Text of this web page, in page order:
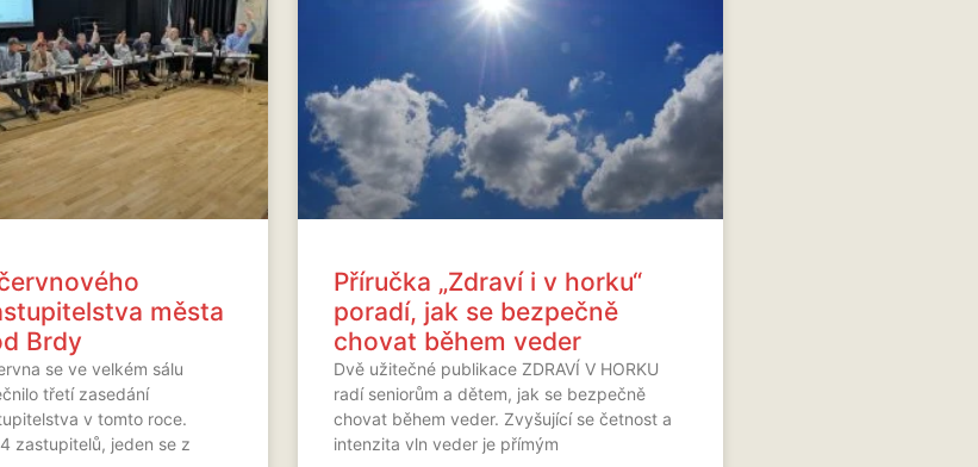
města
Brdy
se ve velkém sálu
třetí zasedání
v tomto roce.
zastupitelů, jeden se z
Příručka „Zdraví i v horku“
poradí, jak se bezpečně
chovat během veder
Dvě užitečné publikace ZDRAVÍ V HORKU
radí seniorům a dětem, jak se bezpečně
chovat během veder. Zvyšující se četnost a
intenzita vln veder je přímým